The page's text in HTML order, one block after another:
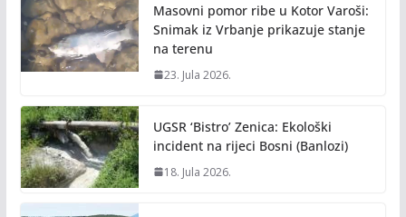
Masovni pomor ribe u Kotor Varoši:
Snimak iz Vrbanje prikazuje stanje
na terenu
23. Jula 2026.
UGSR ‘Bistro’ Zenica: Ekološki
incident na rijeci Bosni (Banlozi)
18. Jula 2026.